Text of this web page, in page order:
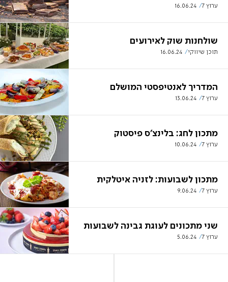
ערוץ 7 16.06.24
שולחנות שוק לאירועים
תוכן שיווקי 16.06.24
המדריך לאנטיפסטי המושלם
ערוץ 7 13.06.24
מתכון לחג: בלינצ'ס פיסטוק
ערוץ 7 10.06.24
מתכון לשבועות: לזניה איטלקית
ערוץ 7 9.06.24
שני מתכונים לעוגת גבינה לשבועות
ערוץ 7 5.06.24